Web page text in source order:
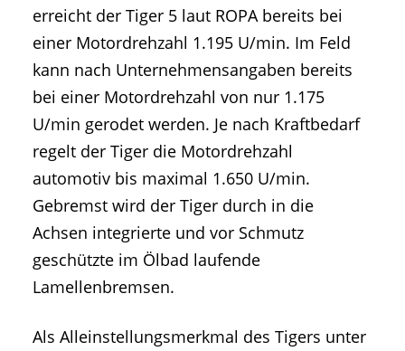
erreicht der Tiger 5 laut ROPA bereits bei
einer Motordrehzahl 1.195 U/min. Im Feld
kann nach Unternehmensangaben bereits
bei einer Motordrehzahl von nur 1.175
U/min gerodet werden. Je nach Kraftbedarf
regelt der Tiger die Motordrehzahl
automotiv bis maximal 1.650 U/min.
Gebremst wird der Tiger durch in die
Achsen integrierte und vor Schmutz
geschützte im Ölbad laufende
Lamellenbremsen.
Als Alleinstellungsmerkmal des Tigers unter